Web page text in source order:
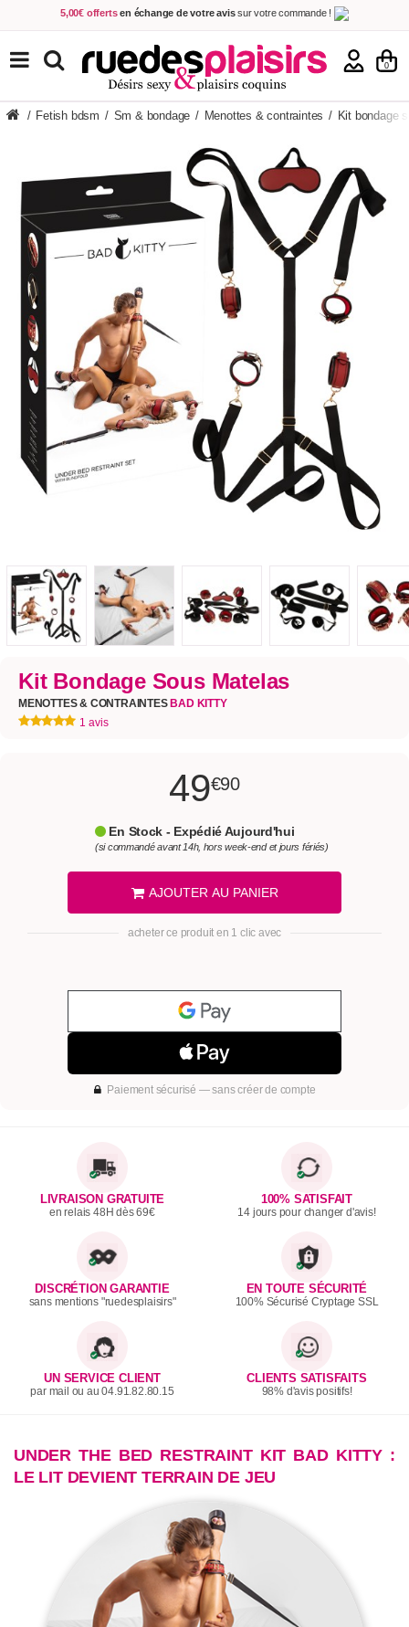
5,00€ offerts en échange de votre avissur votre commande !
Achetez aujourd'hui. Décidez quand payer !
Livraison en 48h
au prix de 2,90 € ! (Offerte dès 69,00€ d'achat)
0
TOUS NOS PRODUITS
/ Fetish bdsm / Sm & bondage / Menottes & contraintes / Kit bondage
Kit Bondage Sous Matelas
MENOTTES & CONTRAINTES BAD KITTY
1 avis
49€90
En Stock - Expédié Aujourd'hui
(si commandé avant 14h, hors week-end et jours fériés)
AJOUTER AU PANIER
acheter ce produit en 1 clic avec
Paiement sécurisé — sans créer de compte
LIVRAISON GRATUITE
en relais 48H dès 69€
100% SATISFAIT
14 jours pour changer d'avis!
DISCRÉTION GARANTIE
sans mentions "ruedesplaisirs"
EN TOUTE SÉCURITÉ
100% Sécurisé Cryptage SSL
UN SERVICE CLIENT
par mail ou au 04.91.82.80.15
CLIENTS SATISFAITS
98% d'avis positifs!
UNDER THE BED RESTRAINT KIT BAD KITTY :
LE LIT DEVIENT TERRAIN DE JEU